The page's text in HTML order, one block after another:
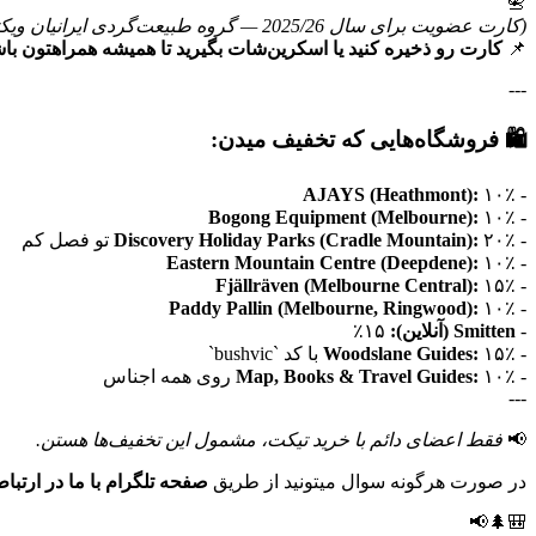
(کارت عضویت برای سال 2025/26 — گروه طبیعت‌گردی ایرانیان ویکتوریا)
📌کارت رو ذخیره کنید یا اسکرین‌شات بگیرید تا همیشه همراهتون
---
🛍️ فروشگاه‌هایی که تخفیف میدن:
-
AJAYS (Heathmont): ۱۰٪
-
Bogong Equipment (Melbourne): ۱۰٪
-
Discovery Holiday Parks (Cradle Mountain): ۲۰٪ تو فصل کم
-
Eastern Mountain Centre (Deepdene): ۱۰٪
-
Fjällräven (Melbourne Central): ۱۵٪
-
Paddy Pallin (Melbourne, Ringwood): ۱۰٪
- Smitten (آنلاین):
-
Woodslane Guides: ۱۵٪ با کد `bushvic`
-
Map, Books & Travel Guides: ۱۰٪ روی همه اجناس
---
📢 فقط اعضای دائم با خرید تیکت، مشمول این تخفیف‌ها هستن.
در صورت هرگونه سوال میتونید از طریق صفحه تلگرام با ما در
🎒🌲📢